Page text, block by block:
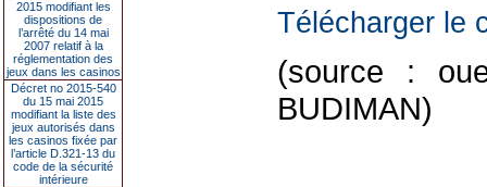
2015 modifiant les
dispositions de
l’arrêté du 14 mai
2007 relatif à la
réglementation des
jeux dans les casinos
Décret no 2015-540
du 15 mai 2015
modifiant la liste des
jeux autorisés dans
les casinos fixée par
l’article D.321-13 du
code de la sécurité
intérieure
Télécharger le
(source :
BUDIMAN)